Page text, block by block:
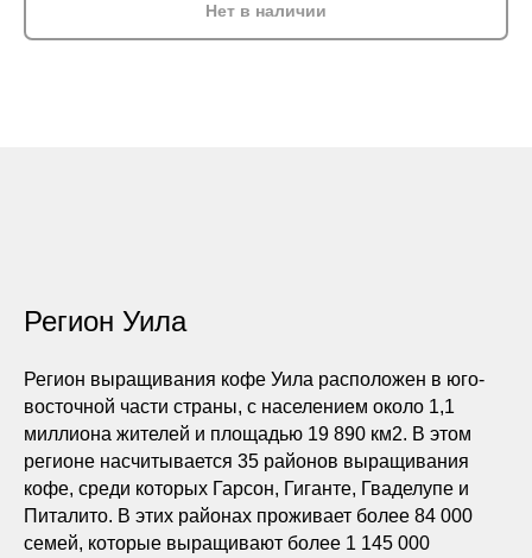
Нет в наличии
Регион Уила
Регион выращивания кофе Уила расположен в юго-
восточной части страны, с населением около 1,1
миллиона жителей и площадью 19 890 км2. В этом
регионе насчитывается 35 районов выращивания
кофе, среди которых Гарсон, Гиганте, Гваделупе и
Питалито. В этих районах проживает более 84 000
семей, которые выращивают более 1 145 000